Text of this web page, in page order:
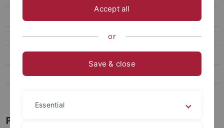
Social Media
Videos
Podcasts
Personalia
Pressemitteilungen Archiv
Accept all
or
Save & close
Essential